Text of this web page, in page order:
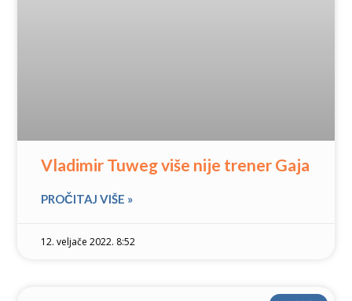
Vladimir Tuweg više nije trener Gaja
PROČITAJ VIŠE »
12. veljače 2022. 8:52